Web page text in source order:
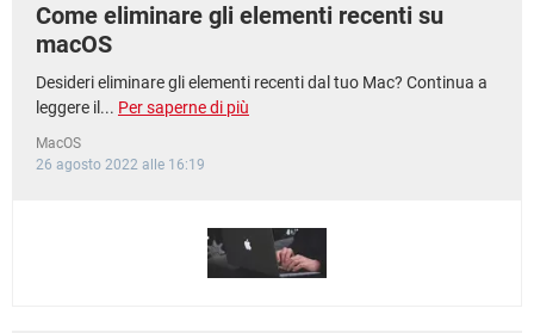
Come eliminare gli elementi recenti su
macOS
Desideri eliminare gli elementi recenti dal tuo Mac? Continua a
leggere il... Per saperne di più
MacOS
26 agosto 2022 alle 16:19